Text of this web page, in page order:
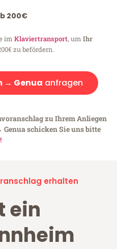
200€
im Klaviertransport, um Ihr
zu befördern.
→ Genua anfragen
zu Ihrem Anliegen
schicken Sie uns bitte
erhalten
ein